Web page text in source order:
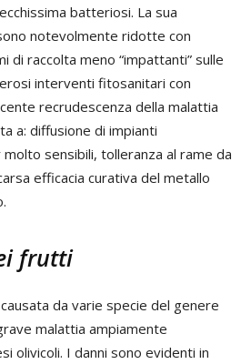
batteriosi. La sua
notevolmente ridotte con
di raccolta meno “impattanti” sulle
interventi fitosanitari con
recrudescenza della malattia
a: diffusione di impianti
sensibili, tolleranza al rame da
efficacia curativa del metallo
frutti
da varie specie del genere
malattia ampiamente
olivicoli. I danni sono evidenti in